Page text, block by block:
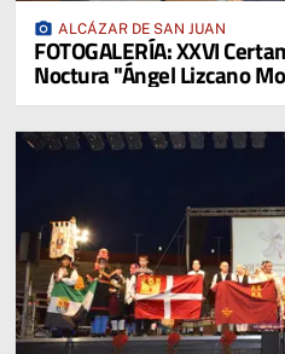
photo_camera ALCÁZAR DE SAN JUAN
FOTOGALERÍA: XXVI
Noctura "Ángel Lizcano